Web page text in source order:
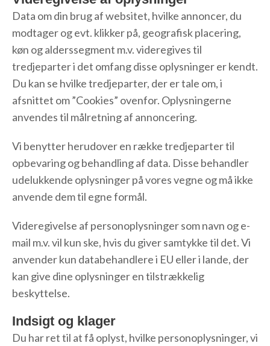
Data om din brug af websitet, hvilke annoncer, du
modtager og evt. klikker på, geografisk placering,
køn og alderssegment m.v. videregives til
tredjeparter i det omfang disse oplysninger er kendt.
Du kan se hvilke tredjeparter, der er tale om, i
afsnittet om ”Cookies” ovenfor. Oplysningerne
anvendes til målretning af annoncering.
Vi benytter herudover en række tredjeparter til
opbevaring og behandling af data. Disse behandler
udelukkende oplysninger på vores vegne og må ikke
anvende dem til egne formål.
Videregivelse af personoplysninger som navn og e-
mail m.v. vil kun ske, hvis du giver samtykke til det. Vi
anvender kun databehandlere i EU eller i lande, der
kan give dine oplysninger en tilstrækkelig
beskyttelse.
Indsigt og klager
Du har ret til at få oplyst, hvilke personoplysninger, vi